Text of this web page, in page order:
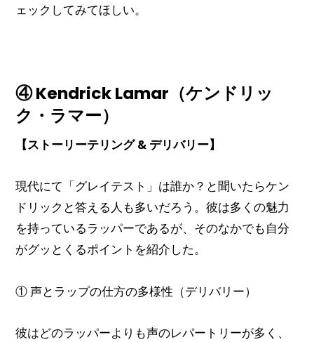
ェックしてみてほしい。
④ Kendrick Lamar（ケンドリッ
ク・ラマー）
【ストーリーテリング & デリバリー】
現代にて「グレイテスト」は誰か？と聞いたらケン
ドリックと答える人も多いだろう。彼は多くの魅力
を持っているラッパーであるが、そのなかでも自分
がグッとくるポイントを紹介した。
① 声とラップの仕方の多様性（デリバリー）
彼はどのラッパーよりも声のレパートリーが多く、